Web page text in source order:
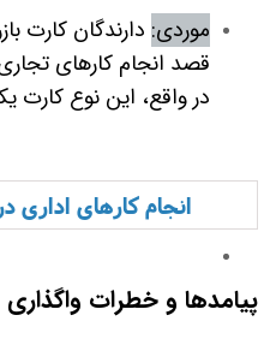
موردی: دارندگان کارت
قصد انجام کار‌های
در واقع، این نوع کارت
انجام کارهای اداری
پیامدها و خطرات واگذاری